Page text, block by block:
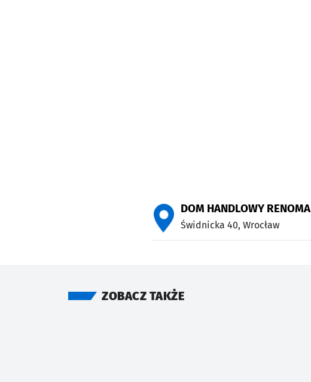
DOM HANDLOWY RENOMA
Świdnicka 40, Wrocław
ZOBACZ TAKŻE